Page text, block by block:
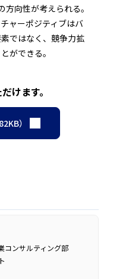
方向性が考えられる。
ャーポジティブはバ
ではなく、競争力拡
ができる。
けます。
）
コンサルティング部